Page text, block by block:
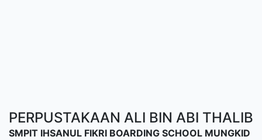
PERPUSTAKAAN ALI BIN ABI THALIB
SMPIT IHSANUL FIKRI BOARDING SCHOOL MUNGKID